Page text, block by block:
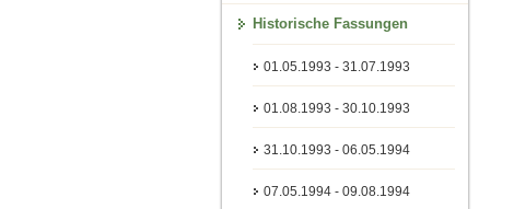
Historische Fassungen
01.05.1993 - 31.07.1993
01.08.1993 - 30.10.1993
31.10.1993 - 06.05.1994
07.05.1994 - 09.08.1994